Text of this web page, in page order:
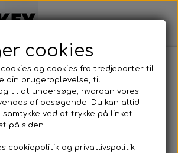
Renault Nøgleblad Nøgleblad
cookies
og cookies fra tredjeparter til
din brugeroplevelse, til
til at undersøge, hvordan vores
af besøgende. Du kan altid
ved at trykke på linket
på siden.
cookiepolitikog privatlivspolitik